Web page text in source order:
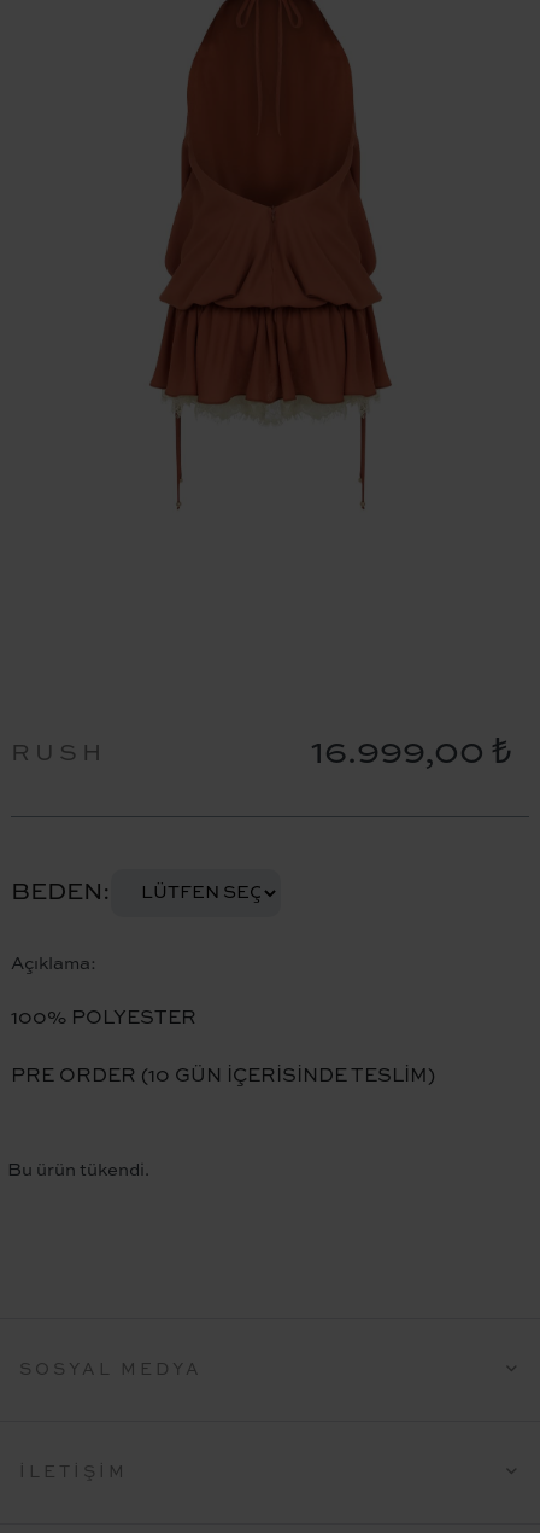
RUSH 16.999,00 ₺
BEDEN
Açıklama:
100% POLYESTER
PRE ORDER (10 GÜN İÇERİSİNDE TESLİM)
Bu ürün tükendi.
SOSYAL MEDYA
İLETIŞIM